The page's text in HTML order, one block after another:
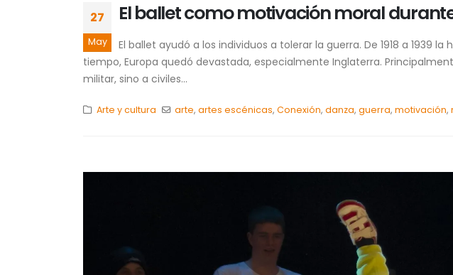
27
May
El ballet como motivación moral
El ballet ayudó a los individuos a tolerar la guerra. De 1918 a 1939
tiempo, Europa quedó devastada, especialmente Inglaterra.
militar, sino a civiles...
Arte y cultura arte,artes escénicas,Conexión,danza,guerra,motivación,